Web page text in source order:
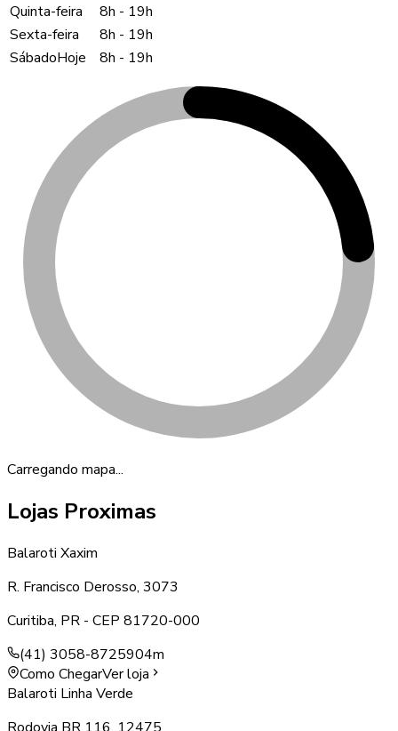
Quinta-feira
8h - 19h
Sexta-feira
8h - 19h
SábadoHoje 8h - 19h
Carregando mapa...
Lojas Proximas
Balaroti Xaxim
R. Francisco Derosso, 3073
Curitiba, PR - CEP 81720-000
(41) 3058-8725904m
Como ChegarVer loja
Balaroti Linha Verde